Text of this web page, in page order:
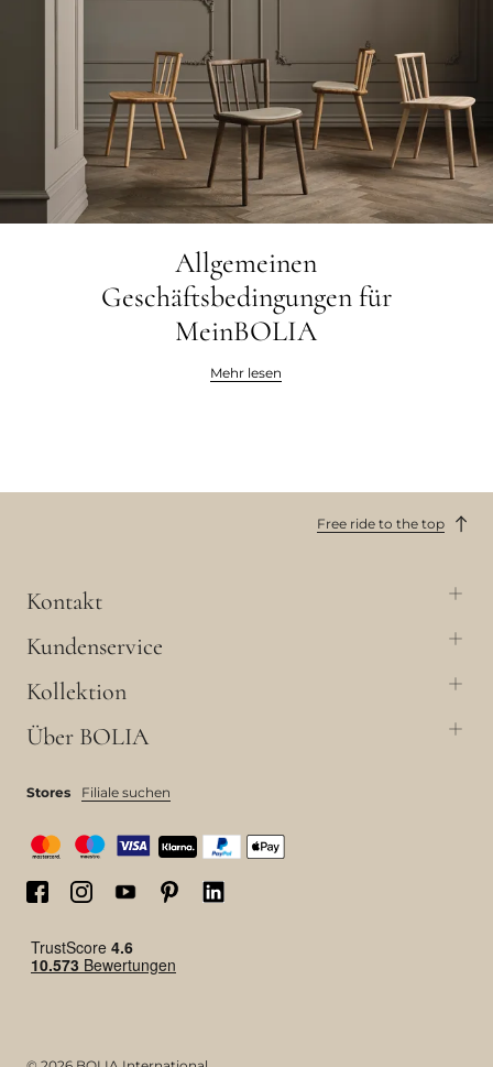
Allgemeinen
Geschäftsbedingungen für
MeinBOLIA
Mehr lesen
Free ride to the top
Kontakt
Kundenservice
Kollektion
Über BOLIA
Stores Filiale suchen